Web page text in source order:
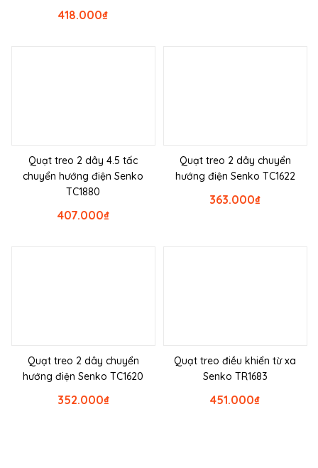
₫
418.000
Quạt treo 2 dây 4.5 tấc
chuyển hướng điện Senko
TC1880
₫
407.000
Quạt treo 2 dây chuyển
hướng điện Senko TC1622
₫
363.000
Quạt treo 2 dây chuyển
hướng điện Senko TC1620
₫
352.000
Quạt treo điều khiển từ xa
Senko TR1683
₫
451.000